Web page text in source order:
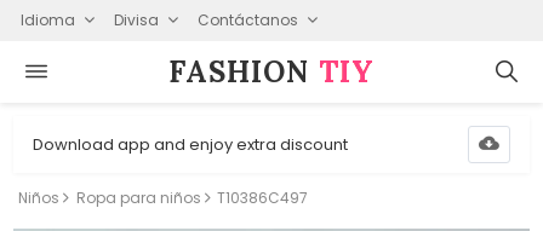
Idioma Divisa Contáctanos
FASHION⁠ TIY
Download app and enjoy extra discount
Niños Ropa para niños T10386C497